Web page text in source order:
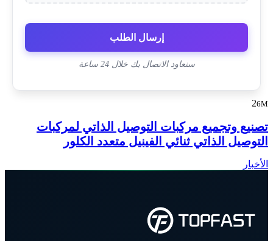
إرسال الطلب
سنعاود الاتصال بك خلال 24 ساعة
26M
تصنيع وتجميع مركبات التوصيل الذاتي لمركبات
التوصيل الذاتي ثنائي الفينيل متعدد الكلور
الأخبار